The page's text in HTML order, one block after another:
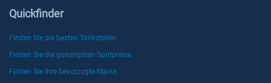
Quickfinder
Finden Sie die besten Tankstellen
Finden Sie die günstigsten Spritpreise
Finden Sie Ihre bevorzugte Marke